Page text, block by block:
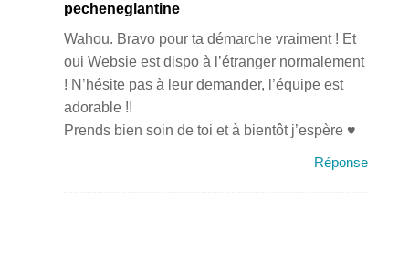
pecheneglantine
Wahou. Bravo pour ta démarche vraiment ! Et
oui Websie est dispo à l’étranger normalement
! N’hésite pas à leur demander, l’équipe est
adorable !!
Prends bien soin de toi et à bientôt j’espère ♥
Réponse